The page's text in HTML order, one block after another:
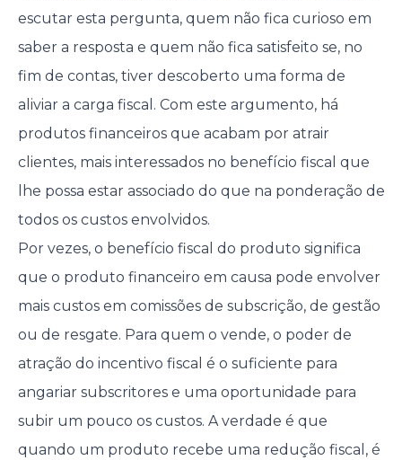
escutar esta pergunta, quem não fica curioso em
saber a resposta e quem não fica satisfeito se, no
fim de contas, tiver descoberto uma forma de
aliviar a carga fiscal. Com este argumento, há
produtos financeiros que acabam por atrair
clientes, mais interessados no benefício fiscal que
lhe possa estar associado do que na ponderação de
todos os custos envolvidos.
Por vezes, o benefício fiscal do produto significa
que o produto financeiro em causa pode envolver
mais custos em comissões de subscrição, de gestão
ou de resgate. Para quem o vende, o poder de
atração do incentivo fiscal é o suficiente para
angariar subscritores e uma oportunidade para
subir um pouco os custos. A verdade é que
quando um produto recebe uma redução fiscal, é